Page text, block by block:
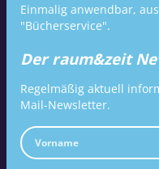
Einmalig anwendbar,
"Bücherservice".
Der raum&zeit
Regelmäßig aktuell
Mail-Newsletter.